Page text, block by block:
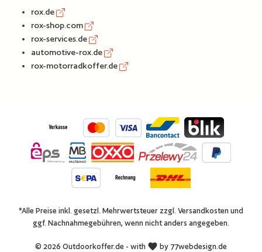
rox.de
rox-shop.com
rox-services.de
automotive-rox.de
rox-motorradkoffer.de
© 2026 Outdoorkoffer.de - with by 77webdesign.de
*Alle Preise inkl. gesetzl. Mehrwertsteuer zzgl. Versandkosten und
ggf. Nachnahmegebühren, wenn nicht anders angegeben.